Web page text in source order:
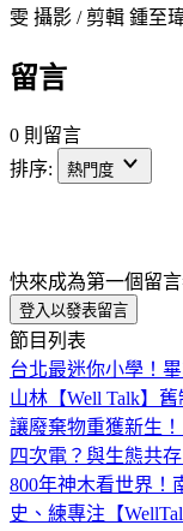
雯 攝影 / 剪輯 鍾至
留言
0 則留言
排序:
熱門度
快來成為第一個留言
登入以發表留言
節目列表
台北最迷你小學！
山林【Well Talk】 舊
讓廢棄物重獲新生！
四次電？與生態共
800年神木看世界！
史、練專注【